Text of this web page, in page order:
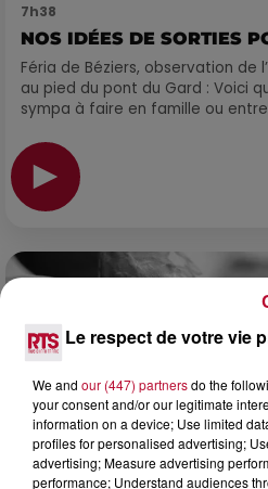
7h38
NOS IDÉES DE SORTIES
Féria de Béziers, observation de
au pied du pont du Gard : Voici
sympa à faire en famille ou
Le respect de votre vie
We and our (447) partnersdo the
your consent and/or our legitimate
information on a device; Use limited
profiles for personalised advertising;
advertising; Measure advertising
performance; Understand audiences